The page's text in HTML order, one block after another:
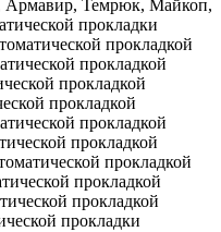
Армавир, Темрюк, Майкоп,
прокладки
прокладкой
прокладкой
прокладкой
прокладкой
прокладкой
прокладкой
прокладкой
прокладкой
прокладкой
прокладки